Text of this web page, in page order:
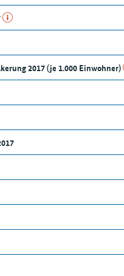
2017 (je 1.000 Einwohner)